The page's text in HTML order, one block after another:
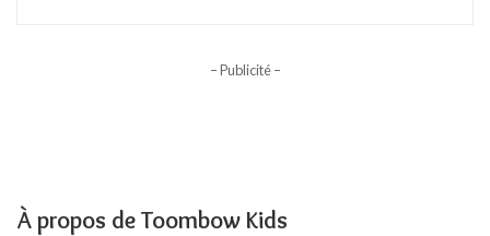
– Publicité –
À propos de Toombow Kids